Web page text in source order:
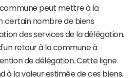
peut mettre à la
certain nombre de biens
des services de la délégation.
retour à la commune à
de délégation. Cette ligne
à la valeur estimée de ces biens.